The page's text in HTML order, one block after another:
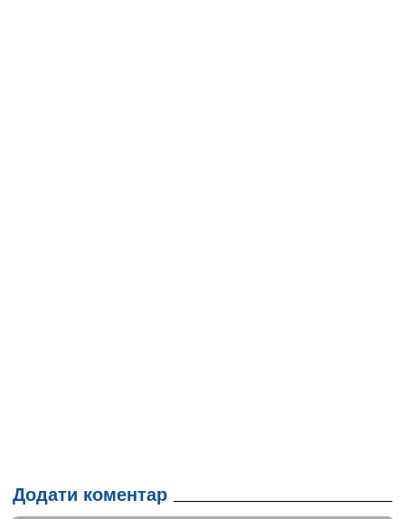
Додати коментар